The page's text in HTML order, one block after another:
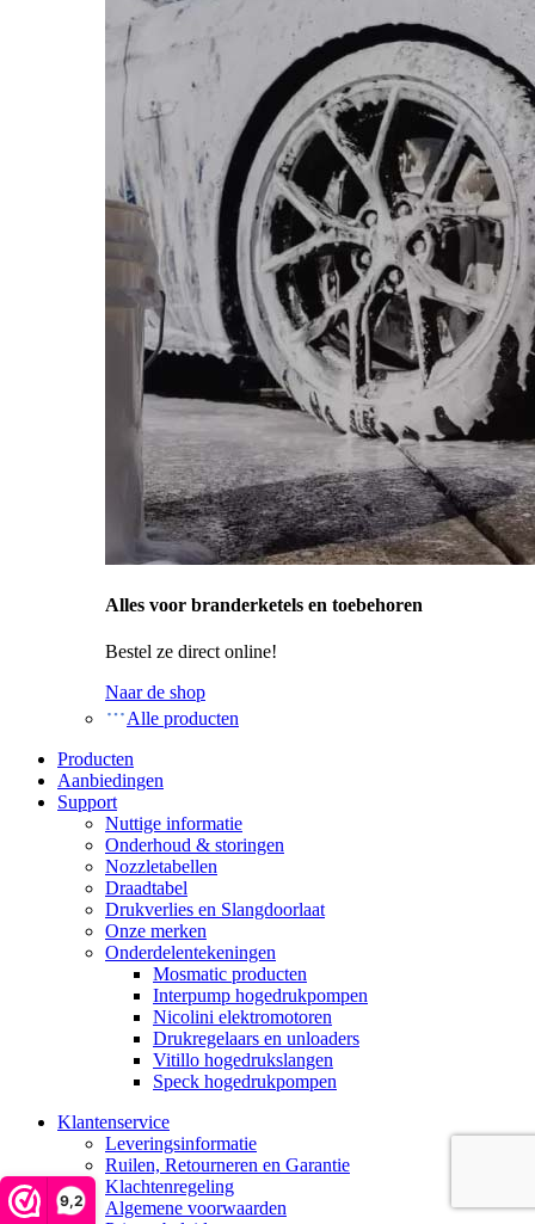
9,2
Alles voor branderketels en toebehoren
Bestel ze direct online!
Naar de shop
Alle producten
Producten
Aanbiedingen
Support
Nuttige informatie
Onderhoud & storingen
Nozzletabellen
Draadtabel
Drukverlies en Slangdoorlaat
Onze merken
Onderdelentekeningen
Mosmatic producten
Interpump hogedrukpompen
Nicolini elektromotoren
Drukregelaars en unloaders
Vitillo hogedrukslangen
Speck hogedrukpompen
Klantenservice
Leveringsinformatie
Ruilen, Retourneren en Garantie
Klachtenregeling
Algemene voorwaarden